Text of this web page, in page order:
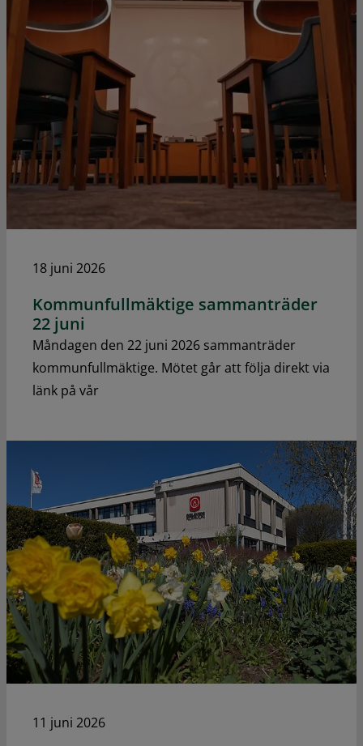
18 juni 2026
Kommunfullmäktige sammanträder
22 juni
Måndagen den 22 juni 2026 sammanträder
kommunfullmäktige. Mötet går att följa direkt via
länk på vår
11 juni 2026